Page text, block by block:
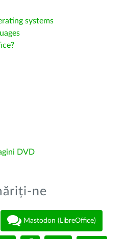
systems
DVD
ne
Mastodon (LibreOffice)